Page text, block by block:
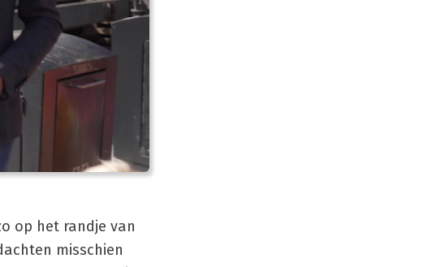
op het randje van
misschien